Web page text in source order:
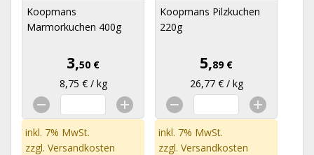
Koopmans
Marmorkuchen 400g
3,50 €
8,75 € / kg
inkl. 7% MwSt.
zzgl. Versandkosten
Koopmans Pilzkuchen
220g
5,89 €
26,77 € / kg
inkl. 7% MwSt.
zzgl. Versandkosten